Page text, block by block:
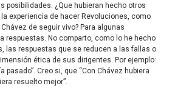
posibilidades. ¿Que hubieran hecho otros
experiencia de hacer Revoluciones, como
Chávez de seguir vivo? Para algunas
respuestas. No comparto, como lo he hecho
las respuestas que se reducen a las fallas o
ética de sus dirigentes. Por ejemplo:
pasado”. Creo si, que “Con Chávez hubiera
resuelto mejor”.